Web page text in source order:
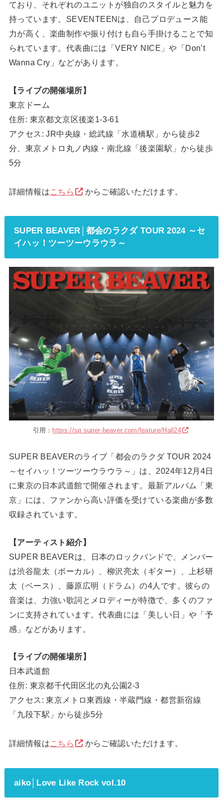
ており、それぞれのユニットが独自のスタイルと魅力を
持っています。SEVENTEENは、自己プロデュース能
力が高く、楽曲制作や振り付けも自ら手掛けることで知
られています。代表曲には「VERY NICE」や「Don’t
Wanna Cry」などがあります。
【ライブの開催場所】
東京ドーム
住所: 東京都文京区後楽1-3-61
アクセス: JR中央線・総武線「水道橋駅」から徒歩2
分、東京メトロ丸ノ内線・南北線「後楽園駅」から徒歩
5分
詳細情報は こちら からご確認いただけます。
SUPER BEAVER│都会のラクダ TOUR 2024 ～セ
イハッ！ツーツーウラウラ～
引用： https://sp.super-beaver.com/feature/Hall24
SUPER BEAVERのライブ「都会のラクダ TOUR 2024
～セイハッ！ツーツーウラウラ～」は、2024年12月4日
に東京の日本武道館で開催されます。最新アルバム「東
京」には、ファンから高い評価を受けている楽曲が多数
収録されています。
【アーティスト紹介】
SUPER BEAVERは、日本のロックバンドで、メンバー
は渋谷龍太（ボーカル）、柳沢亮太（ギター）、上杉研
太（ベース）、藤原広明（ドラム）の4人です。彼らの
音楽は、力強い歌詞とメロディーが特徴で、多くのファ
ンに支持されています。代表曲には「美しい日」や「予
感」などがあります。
【ライブの開催場所】
日本武道館
住所: 東京都千代田区北の丸公園2-3
アクセス: 東京メトロ東西線・半蔵門線・都営新宿線
「九段下駅」から徒歩5分
詳細情報はこちら からご確認いただけます。
aiko│Love Like Rock vol.10